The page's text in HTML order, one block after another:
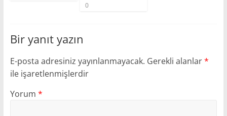
0
Bir yanıt yazın
E-posta adresiniz yayınlanmayacak. Gerekli alanlar*
ile işaretlenmişlerdir
Yorum *